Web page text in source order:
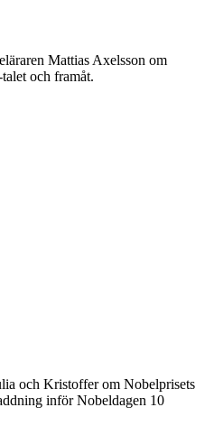
Mattias Axelsson om
och framåt.
och Kristoffer om Nobelprisets
inför Nobeldagen 10